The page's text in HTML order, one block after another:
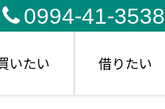
0994-41-3538
いたい 借りたい